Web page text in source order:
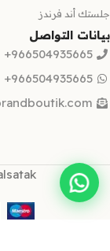
جلستك أند فرندز
بيانات التواصل
966504935665+
966504935665+